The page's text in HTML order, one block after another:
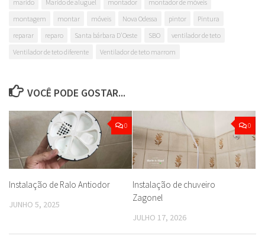
marido
Marido de aluguel montador
montador de móveis
montagem
montar móveis Nova Odessa pintor
Pintura
reparar
reparo Santa bárbara D'Oeste SBO
ventilador de teto
Ventilador de teto diferente
Ventilador de teto marrom
VOCÊ PODE GOSTAR...
0
Instalação de Ralo Antiodor
JUNHO 5, 2025
0
Instalação de chuveiro
Zagonel
JULHO 17, 2026